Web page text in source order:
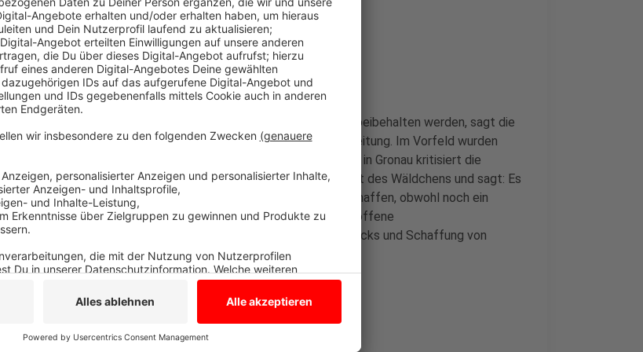
Kritik an dem Vorhaben
Anzeige
Geplant sind etwa 190 Wohneinheiten. Der zentrale Grünzug soll beibehalten werden, sagt die
Stadt Gronau. Die Abholzung erfolge unter ökologischer Baubegleitung. Im Vorfeld wurden
zum Beispiel Nistkästchen aufgehängt. Die Grün Alternative Liste in Gronau kritisiert die
Abholzung im Bruuner Busch. Sie kämpft seit Jahren für den Erhalt des Wäldchens und sagt: Es
würden offenbar vor Beginn der Brutphase (1. März) Fakten geschaffen, obwohl noch ein
Petitionsverfahren anhängig sei. Von der Stadt heißt es: Die getroffene
Abwägungsentscheidung des Rates zwischen Erhalt des Waldstücks und Schaffung von
Wohnraum sei nicht zu beanstanden.